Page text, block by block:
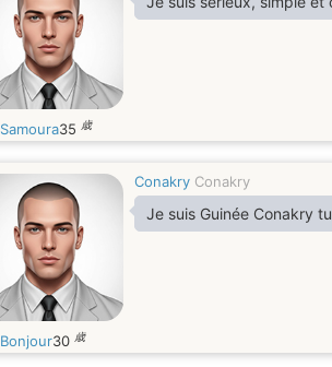
Samoura35 歳
Conakry Conakry
Je suis Guinée Conakry
Bonjour30 歳